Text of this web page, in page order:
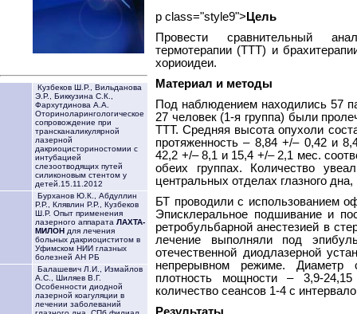
Кузбеков Ш.Р., Вильданова
Э.Р., Биккузина С.К.,
Фархутдинова А.А.
Оториноларингологическое
сопровождение при
трансканаликулярной
лазерной
дакриоцисториностомии с
интубацией
слезоотводящих путей
силиконовым стентом у
детей.15.11.2012
Бурханов Ю.К., Абдуллин
Р.Р., Клявлин Р.Р., Кузбеков
Ш.Р. Опыт применения
лазерного аппарата ЛАХТА-
МИЛОН для лечения
больных дакриоциститом в
Уфимском НИИ глазных
болезней АН РБ
Балашевич Л.И., Измайлов
А.С., Шиляев В.Г.
Особенности диодной
лазерной коагуляции в
лечении заболеваний
p class="style9"> Цель
Провести сравнительный
термотерапии (ТТТ) и
хориоидеи.
Материал и методы
Под наблюдением находились 57
27 человек (1-я группа) были
ТТТ. Средняя высота опухоли
протяженность – 8,84 +/– 0,42 и
42,2 +/– 8,1 и 15,4 +/– 2,1 мес.
обеих группах. Количество
центральных отделах глазного
БТ проводили с использованием
Эписклеральное подшивание и
ретробульбарной анестезией в
лечение выполняли под
отечественной диодлазерной
непрерывном режиме. Диаметр
плотность мощности – 3,9-
количество сеансов 1-4 с
Результаты